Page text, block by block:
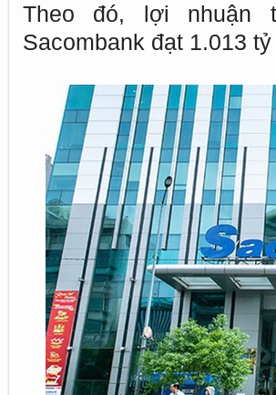
Theo đó, lợi nhuận
Sacombank đạt 1.013